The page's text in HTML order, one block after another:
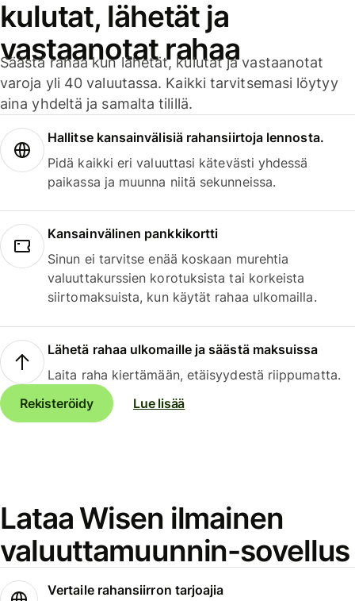
kulutat, lähetät ja
vastaanotat rahaa
Säästä rahaa kun lähetät, kulutat ja vastaanotat
varoja yli 40 valuutassa. Kaikki tarvitsemasi löytyy
aina yhdeltä ja samalta tilillä.
Hallitse kansainvälisiä rahansiirtoja lennosta.
Pidä kaikki eri valuuttasi kätevästi yhdessä
paikassa ja muunna niitä sekunneissa.
Kansainvälinen pankkikortti
Sinun ei tarvitse enää koskaan murehtia
valuuttakurssien korotuksista tai korkeista
siirtomaksuista, kun käytät rahaa ulkomailla.
Lähetä rahaa ulkomaille ja säästä maksuissa
Laita raha kiertämään, etäisyydestä riippumatta.
Rekisteröidy
Lue lisää
Lataa Wisen ilmainen
valuuttamuunnin-sovellus
Vertaile rahansiirron tarjoajia